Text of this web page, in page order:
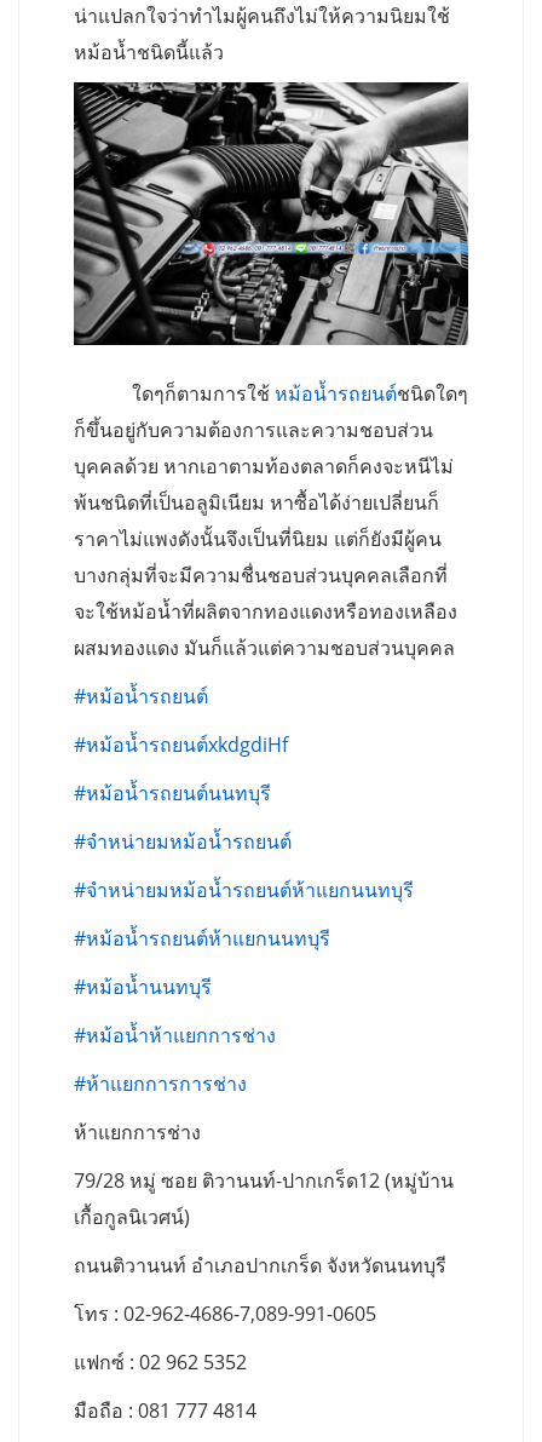
น่าแปลกใจว่าทำไมผู้คนถึงไม่ให้ความนิยมใช้
หม้อน้ำชนิดนี้แล้ว
ใดๆก็ตามการใช้หม้อน้ำรถยนต์ชนิดใดๆ
ก็ขึ้นอยู่กับความต้องการและความชอบส่วน
บุคคลด้วย หากเอาตามท้องตลาดก็คงจะหนีไม่
พ้นชนิดที่เป็นอลูมิเนียม หาซื้อได้ง่ายเปลี่ยนก็
ราคาไม่แพงดังนั้นจึงเป็นที่นิยม แต่ก็ยังมีผู้คน
บางกลุ่มที่จะมีความชื่นชอบส่วนบุคคลเลือกที่
จะใช้หม้อน้ำที่ผลิตจากทองแดงหรือทองเหลือง
ผสมทองแดง มันก็แล้วแต่ความชอบส่วนบุคคล
#หม้อน้ำรถยนต์
#หม้อน้ำรถยนต์xkdgdiHf
#หม้อน้ำรถยนต์นนทบุรี
#จำหน่ายมหม้อน้ำรถยนต์
#จำหน่ายมหม้อน้ำรถยนต์ห้าแยกนนทบุรี
#หม้อน้ำรถยนต์ห้าแยกนนทบุรี
#หม้อน้ำนนทบุรี
#หม้อน้ำห้าแยกการช่าง
#ห้าแยกการการช่าง
ห้าแยกการช่าง
79/28 หมู่ ซอย ติวานนท์-ปากเกร็ด12 (หมู่บ้าน
เกื้อกูลนิเวศน์)
ถนนติวานนท์ อำเภอปากเกร็ด จังหวัดนนทบุรี
โทร : 02-962-4686-7,089-991-0605
แฟกซ์ : 02 962 5352
มือถือ : 081 777 4814